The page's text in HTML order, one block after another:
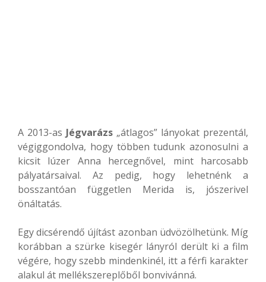
A 2013-as Jégvarázs „átlagos” lányokat prezentál,
végiggondolva, hogy többen tudunk azonosulni a
kicsit lúzer Anna hercegnővel, mint harcosabb
pályatársaival. Az pedig, hogy lehetnénk a
bosszantóan független Merida is, jószerivel
önáltatás.
Egy dicsérendő újítást azonban üdvözölhetünk. Míg
korábban a szürke kisegér lányról derült ki a film
végére, hogy szebb mindenkinél, itt a férfi karakter
alakul át mellékszereplőből bonvivánná.